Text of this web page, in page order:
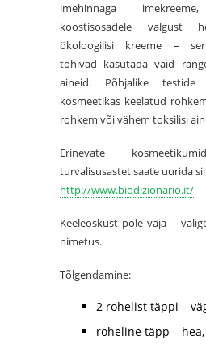
imehinnaga
koostisosadele valgust
ökoloogilisi kreeme –
tohivad kasutada vaid
aineid. Põhjalike
kosmeetikas keelatud
rohkem või vähem toksilisi
Erinevate
turvalisusastet saate uurida
http://www.biodizionario.it/
Keeleoskust pole vaja –
nimetus.
Tõlgendamine:
2 rohelist täppi –
roheline täpp –